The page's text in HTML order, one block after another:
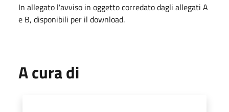
In allegato l'avviso in oggetto corredato dagli allegati A
e B, disponibili per il download.
A cura di